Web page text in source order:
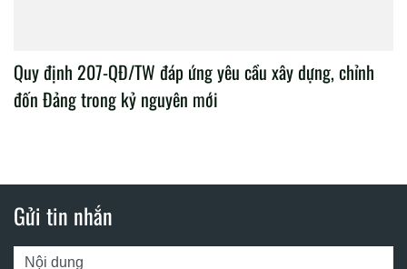
Quy định 207-QĐ/TW đáp ứng yêu cầu xây dựng, chỉnh
đốn Đảng trong kỷ nguyên mới
Gửi tin nhắn